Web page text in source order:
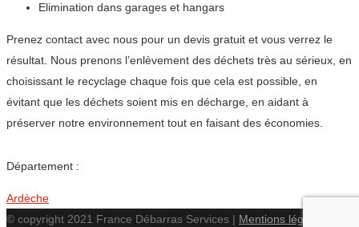
Elimination dans garages et hangars
Prenez contact avec nous pour un devis gratuit et vous verrez le
résultat. Nous prenons l’enlèvement des déchets très au sérieux, en
choisissant le recyclage chaque fois que cela est possible, en
évitant que les déchets soient mis en décharge, en aidant à
préserver notre environnement tout en faisant des économies.
Département :
Ardèche
© copyright 2021 France Débarras Services | Mentions légales